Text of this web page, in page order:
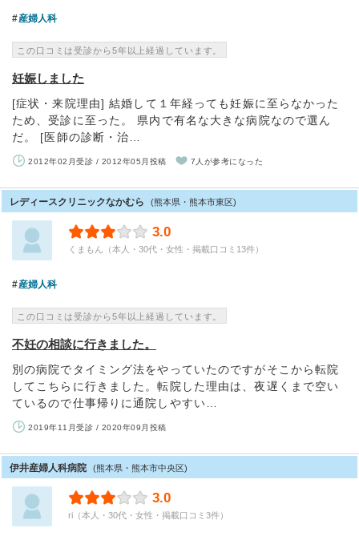
産婦人科
この口コミは受診から5年以上経過しています。
妊娠しました
[症状・来院理由] 結婚して１年経っても妊娠に至らなかった
ため、受診に至った。 県内で有名な大きな病院なので選ん
だ。 [医師の診断・治…
2012年02月受診 / 2012年05月投稿 7人が参考になった
レディースクリニックなかむら (熊本県・熊本市東区)
3.0
くまもん（本人・30代・女性・掲載口コミ13件）
産婦人科
この口コミは受診から5年以上経過しています。
不妊の相談に行きました。
別の病院でタイミング法をやっていたのですがそこから転院
してこちらに行きました。転院した理由は、夜遅くまで空い
ているので仕事帰りに通院しやすい…
2019年11月受診 / 2020年09月投稿
伊井産婦人科病院 (熊本県・熊本市中央区)
3.0
ri（本人・30代・女性・掲載口コミ3件）